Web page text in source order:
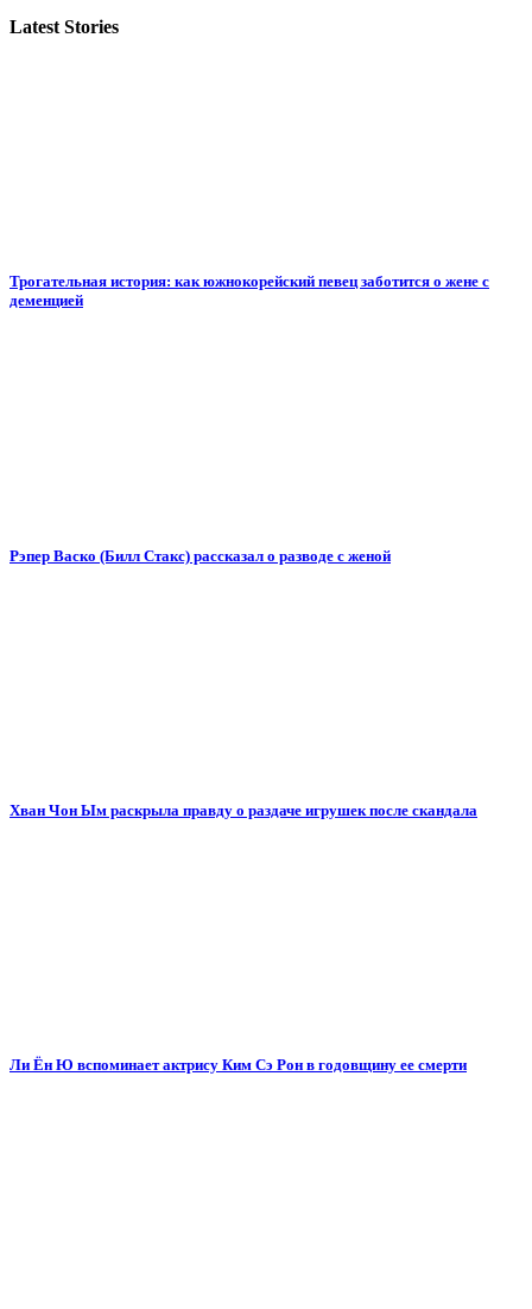
Latest Stories
Трогательная история: как южнокорейский певец заботится о жене с
деменцией
Рэпер Васко (Билл Стакс) рассказал о разводе с женой
Хван Чон Ым раскрыла правду о раздаче игрушек после скандала
Ли Ён Ю вспоминает актрису Ким Сэ Рон в годовщину ее смерти